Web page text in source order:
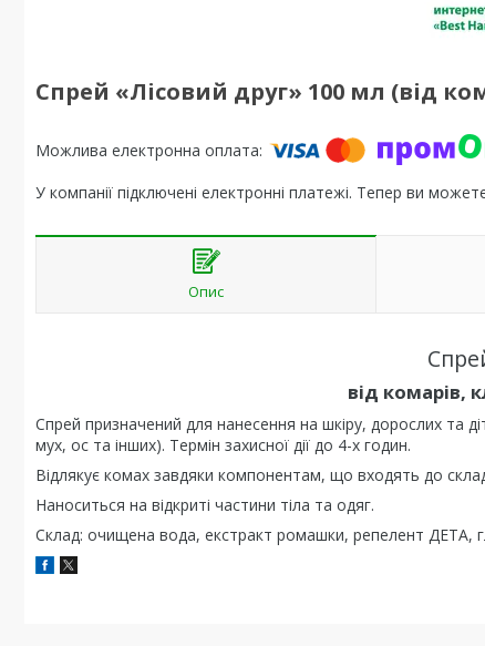
Спрей «Лісовий друг» 100 мл (від
У компанії підключені електронні платежі. Тепер ви
Опис
від комарів,
Спрей призначений для нанесення на шкіру, дорослих та
мух, ос та інших). Термін захисної дії до 4-х годин.
Відлякує комах завдяки компонентам, що входять до
Наноситься на відкриті частини тіла та одяг.
Склад: очищена вода, екстракт ромашки, репелент ДЕТА,